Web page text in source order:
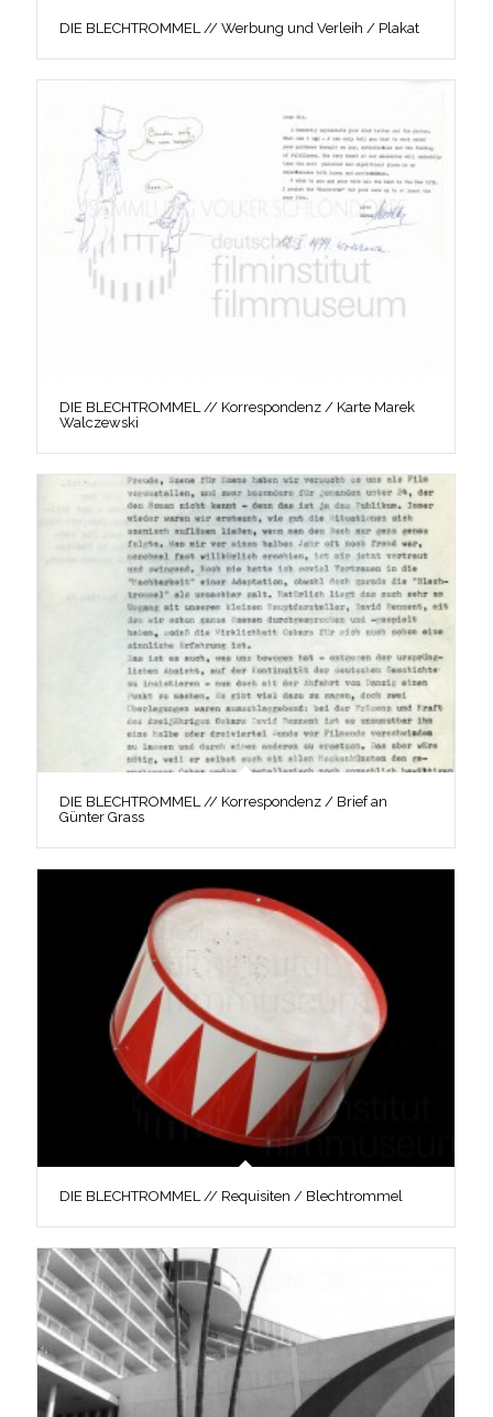
DIE BLECHTROMMEL // Werbung und Verleih / Plakat
DIE BLECHTROMMEL // Korrespondenz / Karte Marek
Walczewski
DIE BLECHTROMMEL // Korrespondenz / Brief an
Günter Grass
DIE BLECHTROMMEL // Requisiten / Blechtrommel